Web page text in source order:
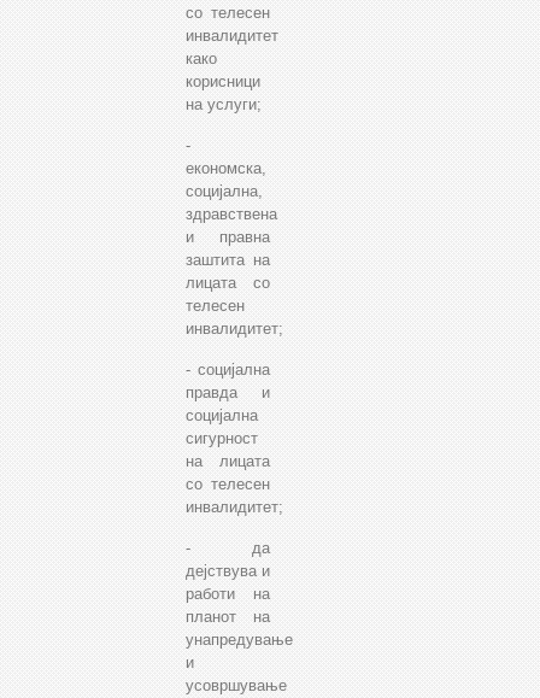
со телесен
инвалидитет
како
корисници
на услуги;
-
економска,
социјална,
здравствена
и правна
заштита на
лицата со
телесен
инвалидитет;
- социјална
правда и
социјална
сигурност
на лицата
со телесен
инвалидитет;
- да
дејствува и
работи на
планот на
унапредување
и
усовршување